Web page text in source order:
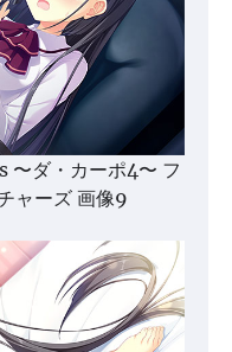
ダ・カーポ4〜 フ
ャーズ 画像9